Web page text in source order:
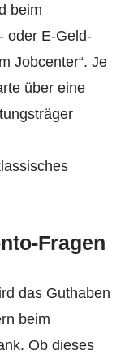
beim
oder E‑Geld-
Jobcenter“. Je
über eine
das Guthaben
beim
Ob dieses